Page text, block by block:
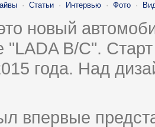
· Статьи · Интервью · Фото ·
новый
B/C".
года. Над
впервые